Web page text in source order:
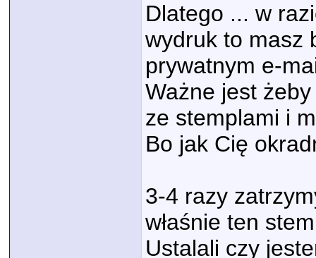
Dlatego ... w
wydruk to masz
prywatnym e-
Ważne jest
ze stemplami i
Bo jak Cię
3-4 razy
właśnie ten
Ustalali czy